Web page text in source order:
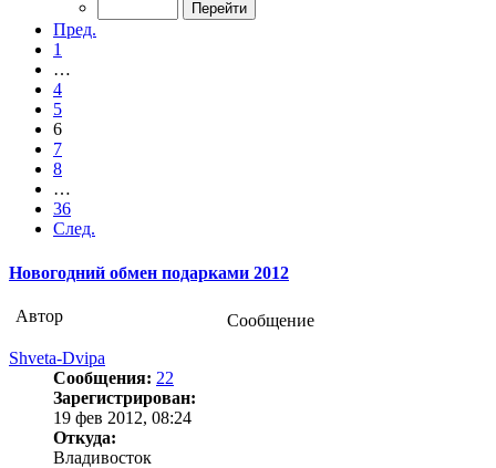
Пред.
1
…
4
5
6
7
8
…
36
След.
Новогодний обмен подарками 2012
Автор
Сообщение
Shveta-Dvipa
Сообщения: 22
Зарегистрирован:
19 фев 2012, 08:24
Откуда:
Владивосток